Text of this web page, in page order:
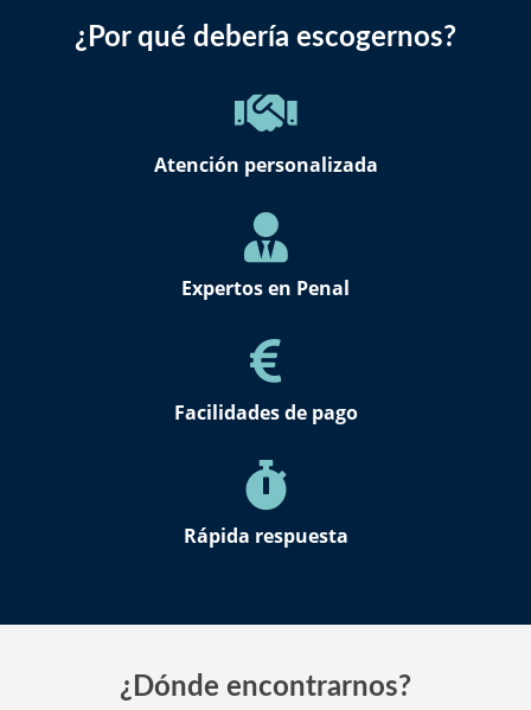
¿Por qué debería escogernos?
Atención personalizada
Expertos en Penal
Facilidades de pago
Rápida respuesta
¿Dónde encontrarnos?